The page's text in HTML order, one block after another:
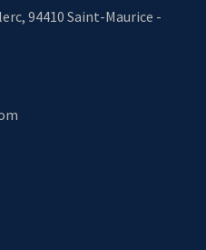
94410 Saint-Maurice -